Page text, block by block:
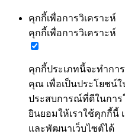
คุกกี้เพื่อการวิเคราะห์
คุกกี้เพื่อการวิเคราะห์
คุกกี้ประเภทนี้จะทำกา
คุณ เพื่อเป็นประโยชน์
ประสบการณ์ที่ดีในการ
ยินยอมให้เราใช้คุกกี้นี้
และพัฒนาเว็บไซต์ได้